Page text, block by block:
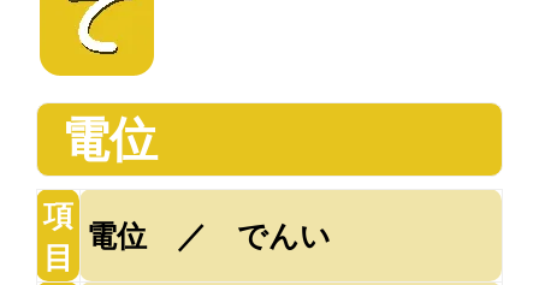
電位
項
目
電位 ／ でんい